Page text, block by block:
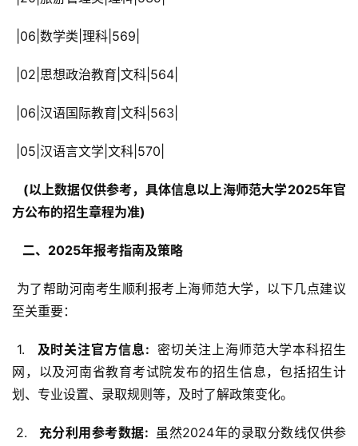
|06|数学类|理科|569|
|02|思想政治教育|文科|564|
|06|汉语国际教育|文科|563|
|05|汉语言文学|文科|570|
  (以上数据仅供参考，具体信息以上海师范大学2025年官
方公布的招生章程为准)
  二、2025年报考指南及策略
至关重要：
1.
  及时关注官方信息:
密切关注上海师范大学本科招生
网，以及河南省教育考试院发布的招生信息，包括招生计
划、专业设置、录取规则等，及时了解政策变化。
2.
  充分利用参考数据:
虽然2024年的录取分数线仅供参